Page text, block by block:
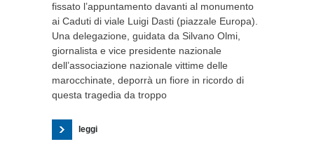
fissato l’appuntamento davanti al monumento
ai Caduti di viale Luigi Dasti (piazzale Europa).
Una delegazione, guidata da Silvano Olmi,
giornalista e vice presidente nazionale
dell’associazione nazionale vittime delle
marocchinate, deporrà un fiore in ricordo di
questa tragedia da troppo
leggi